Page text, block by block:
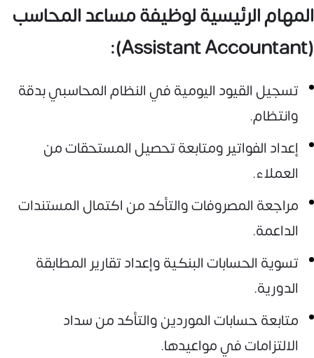
المهام الرئيسية لوظيفة مساعد المحاسب
(Assistant Accountant):
تسجيل القيود اليومية في النظام المحاسبي بدقة
وانتظام.
إعداد الفواتير ومتابعة تحصيل المستحقات من
العملاء.
مراجعة المصروفات والتأكد من اكتمال المستندات
الداعمة.
تسوية الحسابات البنكية وإعداد تقارير المطابقة
الدورية.
متابعة حسابات الموردين والتأكد من سداد
الالتزامات في مواعيدها.